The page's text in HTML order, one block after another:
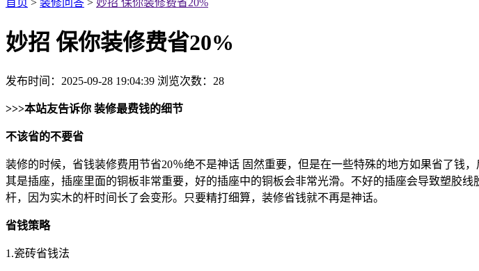
妙招 保你装修费省20%
发布时间：2025-09-28 19:04:39 浏览次数： 28
>>>本站友告诉你 装修最费钱的细节
不该省的不要省
装修的时候，省钱装修费用节省20％绝不是神话 固然重要，但是在一些特殊的地方如果省了钱
其是插座，插座里面的铜板非常重要，好的插座中的铜板会非常光滑。不好的插座会导致塑胶
杆，因为实木的杆时间长了会变形。只要精打细算，装修省钱就不再是神话。
省钱策略
1.瓷砖省钱法